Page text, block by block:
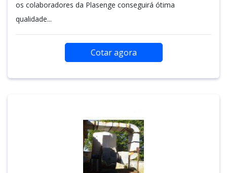
os colaboradores da Plasenge conseguirá ótima
qualidade...
Cotar agora